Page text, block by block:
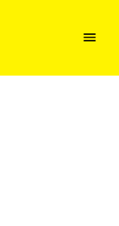
Menu